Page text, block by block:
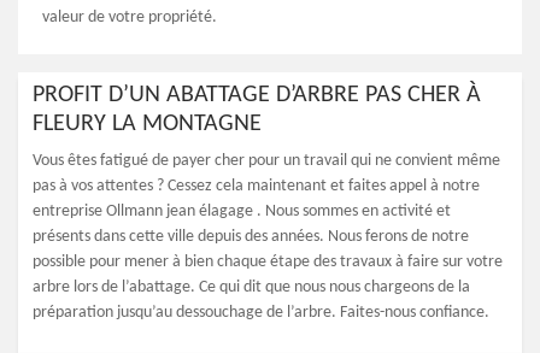
valeur de votre propriété.
PROFIT D’UN ABATTAGE D’ARBRE PAS CHER À
FLEURY LA MONTAGNE
Vous êtes fatigué de payer cher pour un travail qui ne convient même
pas à vos attentes ? Cessez cela maintenant et faites appel à notre
entreprise Ollmann jean élagage . Nous sommes en activité et
présents dans cette ville depuis des années. Nous ferons de notre
possible pour mener à bien chaque étape des travaux à faire sur votre
arbre lors de l’abattage. Ce qui dit que nous nous chargeons de la
préparation jusqu’au dessouchage de l’arbre. Faites-nous confiance.